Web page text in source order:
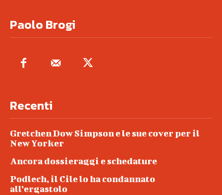
Paolo Brogi
Recenti
Gretchen Dow Simpson e le sue cover per il
New Yorker
Ancora dossieraggi e schedature
Podlech, il Cile lo ha condannato
all’ergastolo